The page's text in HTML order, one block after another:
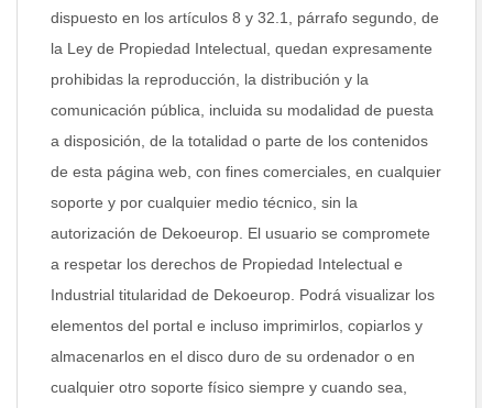
dispuesto en los artículos 8 y 32.1, párrafo segundo, de
la Ley de Propiedad Intelectual, quedan expresamente
prohibidas la reproducción, la distribución y la
comunicación pública, incluida su modalidad de puesta
a disposición, de la totalidad o parte de los contenidos
de esta página web, con fines comerciales, en cualquier
soporte y por cualquier medio técnico, sin la
autorización de Dekoeurop. El usuario se compromete
a respetar los derechos de Propiedad Intelectual e
Industrial titularidad de Dekoeurop. Podrá visualizar los
elementos del portal e incluso imprimirlos, copiarlos y
almacenarlos en el disco duro de su ordenador o en
cualquier otro soporte físico siempre y cuando sea,